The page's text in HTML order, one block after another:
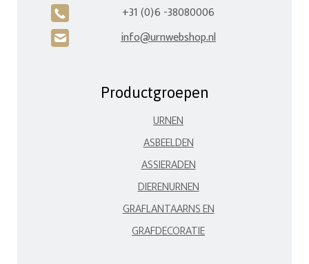
A +31 (0)6 -38080006
H info@urnwebshop.nl
Productgroepen
URNEN
ASBEELDEN
ASSIERADEN
DIERENURNEN
GRAFLANTAARNS EN
GRAFDECORATIE